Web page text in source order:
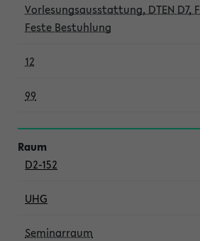
Vorlesungsausstattung, DTEN D7,
Feste Bestuhlung
12
99
D2-152
UHG
Seminarraum